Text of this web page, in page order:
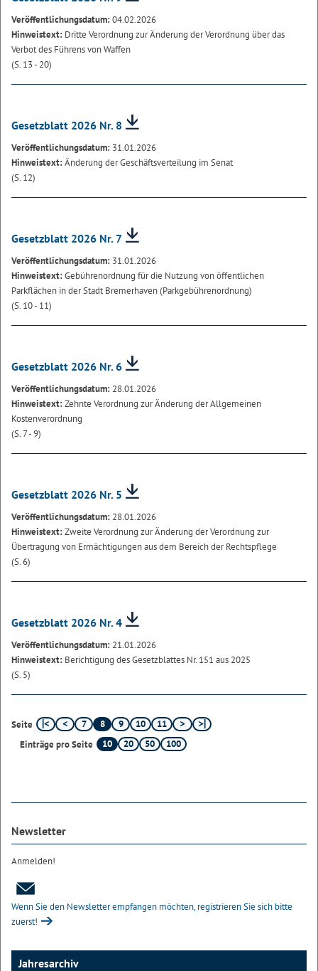
Veröffentlichungsdatum:04.02.2026
Hinweistext: Dritte Verordnung zur Änderung der Verordnung über das
Verbot des Führens von Waffen
(S. 13 - 20)
Gesetzblatt 2026 Nr. 8
Veröffentlichungsdatum: 31.01.2026
Hinweistext:Änderung der Geschäftsverteilung im Senat
(S. 12)
Gesetzblatt 2026 Nr. 7
Veröffentlichungsdatum: 31.01.2026
Hinweistext:Gebührenordnung für die Nutzung von öffentlichen
Parkflächen in der Stadt Bremerhaven (Parkgebührenordnung)
(S. 10 - 11)
Gesetzblatt 2026 Nr. 6
Veröffentlichungsdatum: 28.01.2026
Hinweistext:Zehnte Verordnung zur Änderung der Allgemeinen
Kostenverordnung
(S. 7 - 9)
Gesetzblatt 2026 Nr. 5
Veröffentlichungsdatum: 28.01.2026
Hinweistext:Zweite Verordnung zur Änderung der Verordnung zur
Übertragung von Ermächtigungen aus dem Bereich der Rechtspflege
(S. 6)
Gesetzblatt 2026 Nr. 4
Veröffentlichungsdatum: 21.01.2026
Hinweistext: Berichtigung des Gesetzblattes Nr. 151 aus 2025
(S. 5)
Seite 7 8 9 10
11
Einträge pro Seite
10 20 50 100
Newsletter
Anmelden!
Wenn Sie den Newsletter empfangen möchten, registrieren Sie sich bitte
zuerst!
Jahresarchiv